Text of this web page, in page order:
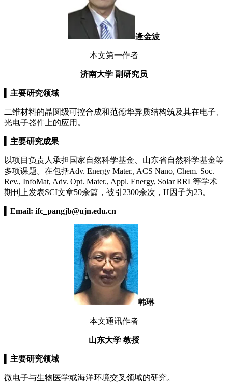
逄金波
本文第一作者
济南大学 副研究员
主要研究领域
二维材料的晶圆级可控合成和范德华异质结构筑及其在电子、
光电子器件上的应用。
主要研究成果
以项目负责人承担国家自然科学基金、山东省自然科学基金等
多项课题。在包括Adv. Energy Mater., ACS Nano, Chem. Soc.
Rev., InfoMat, Adv. Opt. Mater., Appl. Energy, Solar RRL等学术
期刊上发表SCI文章50余篇，被引2300余次，H因子为23。
Email: ifc_pangjb@ujn.edu.cn
韩琳
本文通讯作者
山东大学 教授
主要研究领域
微电子与生物医学或海洋环境交叉领域的研究。